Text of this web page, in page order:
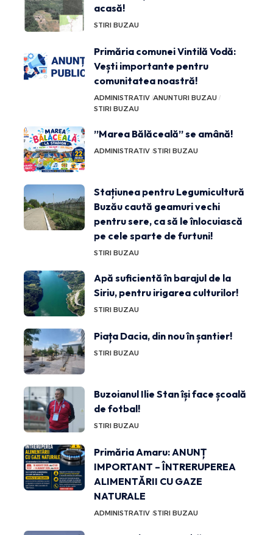
acasă!
STIRI BUZAU
Primăria comunei Vintilă Vodă:
Vești importante pentru
comunitatea noastră!
ADMINISTRATIV ANUNTURI BUZAU
STIRI BUZAU
”Marea Bălăceală” se amână!
ADMINISTRATIV STIRI BUZAU
Stațiunea pentru Legumicultură
Buzău caută geamuri vechi
pentru sere, ca să le înlocuiască
pe cele sparte de furtuni!
STIRI BUZAU
Apă suficientă în barajul de la
Siriu, pentru irigarea culturilor!
STIRI BUZAU
Piața Dacia, din nou în șantier!
STIRI BUZAU
Buzoianul Ilie Stan își face școală
de fotbal!
STIRI BUZAU
Primăria Amaru: ANUNȚ
IMPORTANT – ÎNTRERUPEREA
ALIMENTĂRII CU GAZE
NATURALE
ADMINISTRATIV STIRI BUZAU